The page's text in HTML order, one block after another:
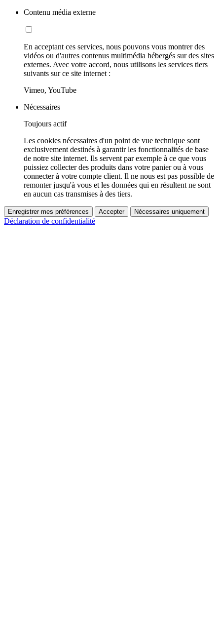
Contenu média externe
En acceptant ces services, nous pouvons vous montrer des
vidéos ou d'autres contenus multimédia hébergés sur des sites
externes. Avec votre accord, nous utilisons les services tiers
suivants sur ce site internet :
Vimeo, YouTube
Nécessaires
Toujours actif
Les cookies nécessaires d'un point de vue technique sont
exclusivement destinés à garantir les fonctionnalités de base
de notre site internet. Ils servent par exemple à ce que vous
puissiez collecter des produits dans votre panier ou à vous
connecter à votre compte client. Il ne nous est pas possible de
remonter jusqu'à vous et les données qui en résultent ne sont
en aucun cas transmises à des tiers.
Enregistrer mes préférences Accepter Nécessaires uniquement
Déclaration de confidentialité